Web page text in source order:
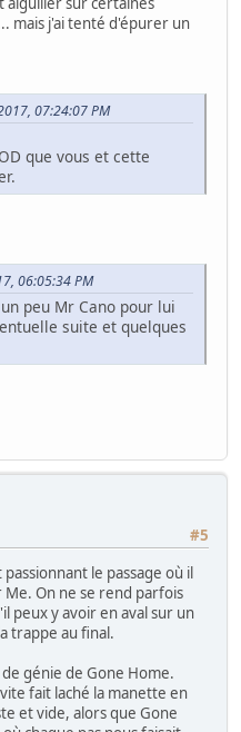
mais j'ai tenté d'épurer un
07:24:07 PM
que vous et cette
06:05:34 PM
peu Mr Cano pour lui
suite et quelques
#5
le passage où il
On ne se rend parfois
peux y avoir en aval sur un
trappe au final.
génie de Gone Home.
fait laché la manette en
et vide, alors que Gone